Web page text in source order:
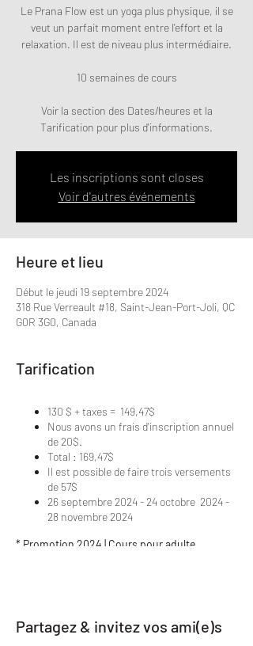
Le Prana Flow est un yoga plus physique, il se
veut un parfait moment entre l'effort et la
relaxation. Il est de niveau plus intermédiaire.
10 semaines de cours
Voir la section des Dates/heures et la
Tarification pour plus d'informations.
Les inscriptions sont closes
Voir d'autres événements
Heure et lieu
Début le jeudi 19 septembre 2024
318 Rue Verreault #18, Saint-Jean-Port-Joli, QC
G0R 3G0, Canada
Tarification
130 $ + taxes = 149,47$
Nous avons un frais d'inscription annuel
de 20$.
Total : 169,47$
Il est possible de faire trois versements
de 57$
26 septembre 2024 - 24 octobre 2024 -
28 novembre 2024
* Promotion 2024 | Cours pour adulte
Inscription à 3 cours par semaine = 20%
---> (312$ + tx = 358,72$ + 20$ frais
Partagez & invitez vos ami(e)s